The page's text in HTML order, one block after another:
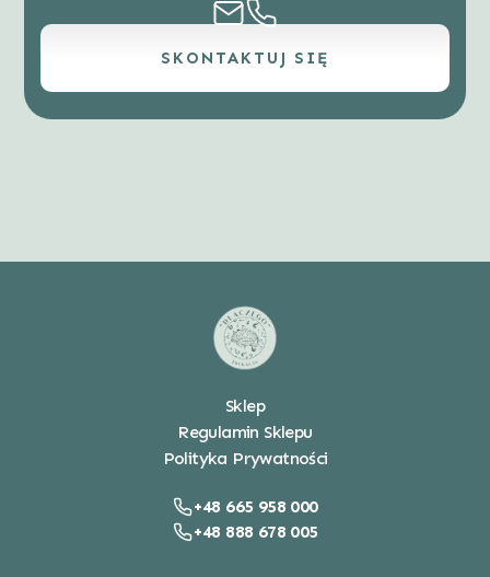
SKONTAKTUJ SIĘ
Sklep
Regulamin Sklepu
Polityka Prywatności
+48 665 958 000
+48 888 678 005